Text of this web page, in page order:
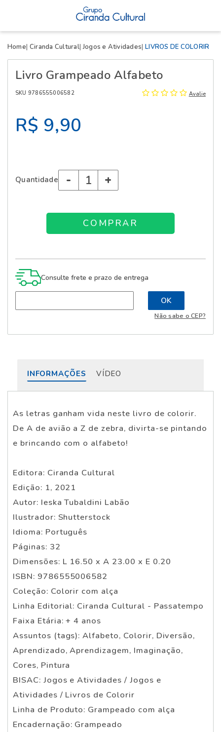
Home Ciranda Cultural Jogos e Atividades LIVROS DE COLORIR
Livro Grampeado Alfabeto
SKU 9786555006582 Avalie
R$ 9,90
Quantidade - +
Consulte frete e prazo de entrega
Não sabe o CEP?
INFORMAÇÕES VÍDEO
As letras ganham vida neste livro de colorir.
De A de avião a Z de zebra, divirta-se pintando
e brincando com o alfabeto!
Editora: Ciranda Cultural
Edição: 1, 2021
Autor: Ieska Tubaldini Labão
Ilustrador: Shutterstock
Idioma: Português
Páginas: 32
Dimensões: L 16.50 x A 23.00 x E 0.20
ISBN: 9786555006582
Coleção: Colorir com alça
Linha Editorial: Ciranda Cultural - Passatempo
Faixa Etária: + 4 anos
Assuntos (tags): Alfabeto, Colorir, Diversão,
Aprendizado, Aprendizagem, Imaginação,
Cores, Pintura
BISAC: Jogos e Atividades / Jogos e
Atividades / Livros de Colorir
Linha de Produto: Grampeado com alça
Encadernação: Grampeado